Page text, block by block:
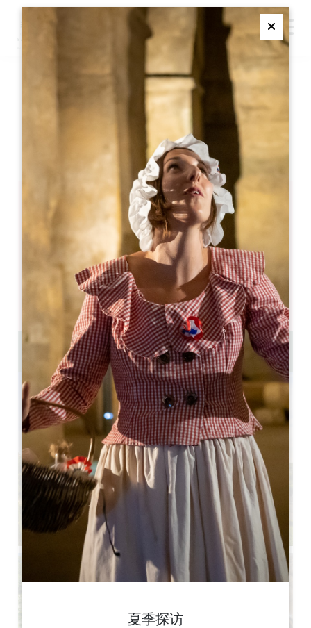
JOURNÉE ENTRE PIERRE
ET VIN
SAINT-EMILION
Journée entre Pierre et Vin
Saint-Emilion
05 57 55 28 20
联系我们
Journée
夏季探访